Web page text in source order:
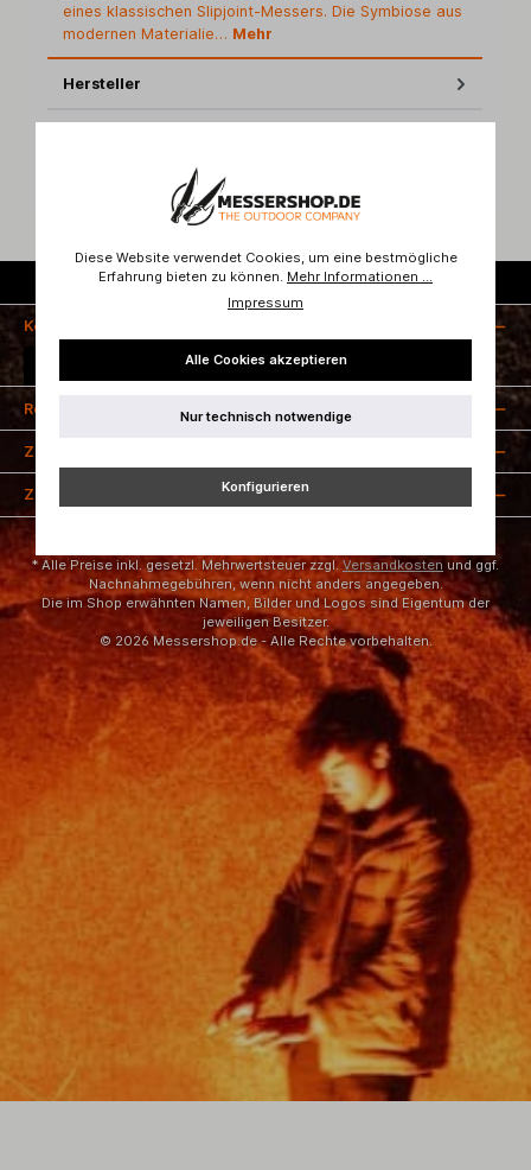
eines klassischen Slipjoint-Messers. Die Symbiose aus
modernen Materialie… Mehr
Hersteller
Kostenloser Versand ab 50 Euro
Kontakt
Rechtliches
Zahlungsarten
Zertifizierung
* Alle Preise inkl. gesetzl. Mehrwertsteuer zzgl. Versandkosten und ggf.
Nachnahmegebühren, wenn nicht anders angegeben.
Die im Shop erwähnten Namen, Bilder und Logos sind Eigentum der
jeweiligen Besitzer.
© 2026 Messershop.de - Alle Rechte vorbehalten.
Diese Website verwendet Cookies, um eine bestmögliche
Erfahrung bieten zu können. Mehr Informationen ...
Impressum
Alle Cookies akzeptieren
Nur technisch notwendige
Konfigurieren